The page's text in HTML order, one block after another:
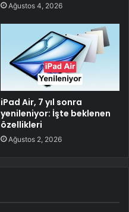
Ağustos 4, 2026
iPad Air, 7 yıl sonra
yenileniyor: İşte beklenen
özellikleri
Ağustos 2, 2026